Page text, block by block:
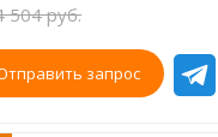
504 руб.
запрос